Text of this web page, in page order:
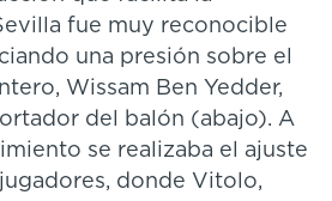
fue muy reconocible
una presión sobre el
Wissam Ben Yedder,
del balón (abajo). A
se realizaba el ajuste
donde Vitolo,